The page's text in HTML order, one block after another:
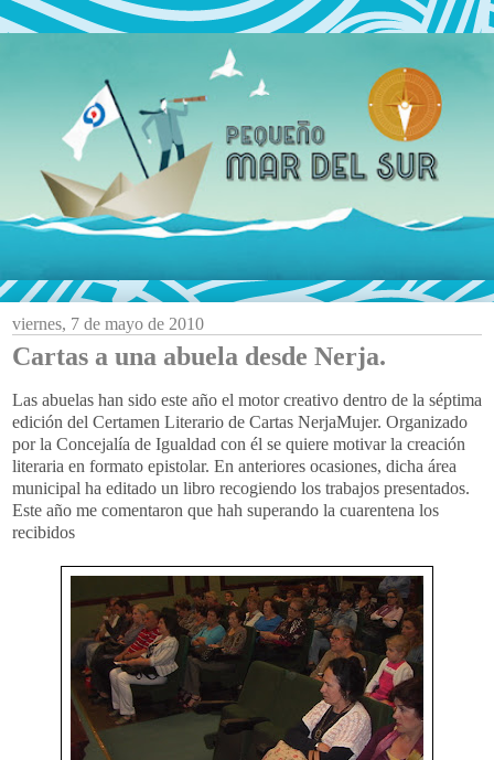
viernes, 7 de mayo de 2010
Cartas a una abuela desde Nerja.
Las abuelas han sido este año el motor creativo dentro de la séptima
edición del Certamen Literario de Cartas NerjaMujer. Organizado
por la Concejalía de Igualdad con él se quiere motivar la creación
literaria en formato epistolar. En anteriores ocasiones, dicha área
municipal ha editado un libro recogiendo los trabajos presentados.
Este año me comentaron que hah superando la cuarentena los
recibidos